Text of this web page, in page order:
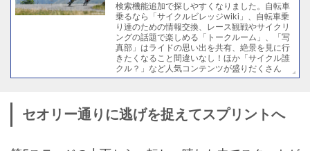
検索機能追加で探しやすくなりました。自転車
乗るなら「サイクルビレッジwiki」、自転車乗
り達のための情報交換、レース観戦やサイクリ
ングの話題で楽しめる「トークルーム」、「写
真部」はライドの思い出を共有、絶景を見に行
きたくなること間違いなし！ほか「サイクル誰
クル？」など人気コンテンツが盛りだくさん
セオリー通りに逃げを捉えてスプリントへ